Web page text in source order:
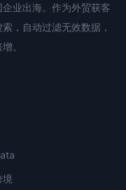
业出海。作为外贸获客
，自动过滤无效数据，
。
境